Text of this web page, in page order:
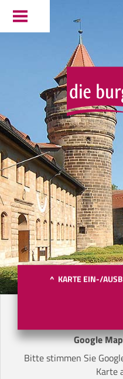
^ KARTE EIN-/
Google
Bitte stimmen Sie
Karte